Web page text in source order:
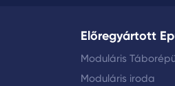
Előregyártott
Moduláris
Moduláris iroda